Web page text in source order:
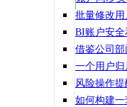
批量修改用
BI账户安
借鉴公司
一个用户
风险操作提
如何构建